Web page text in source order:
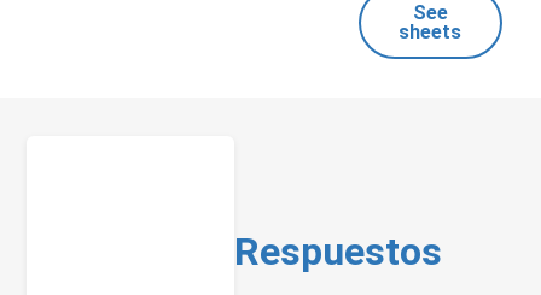
See
sheets
Respuestos